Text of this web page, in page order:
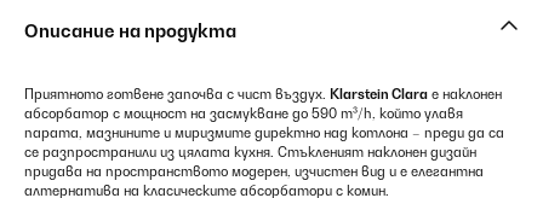
Описание на продукта
Приятното готвене започва с чист въздух. Klarstein Clara е наклонен
абсорбатор с мощност на засмукване до 590 m³/h, който улавя
парата, мазнините и миризмите директно над котлона – преди да са
се разпространили из цялата кухня. Стъкленият наклонен дизайн
придава на пространството модерен, изчистен вид и е елегантна
алтернатива на класическите абсорбатори с комин.